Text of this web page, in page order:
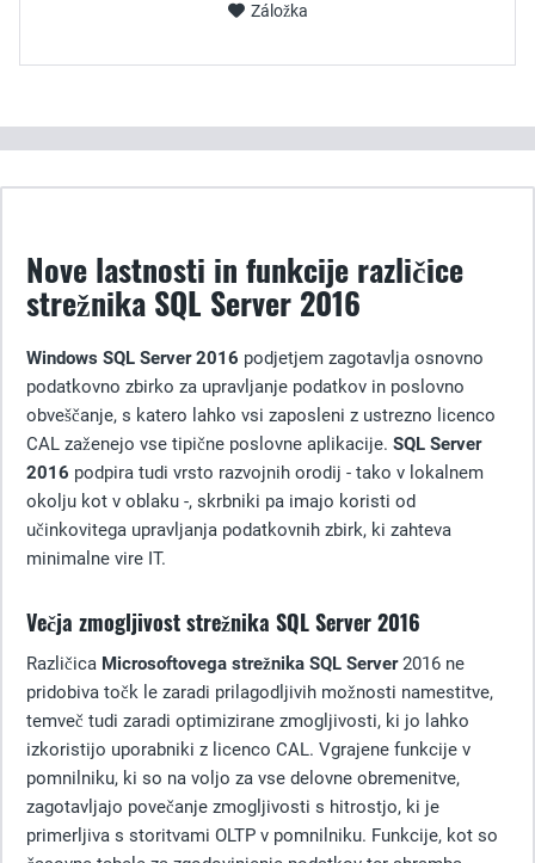
Záložka
Nove lastnosti in funkcije različice
strežnika SQL Server 2016
Windows SQL Server 2016 podjetjem zagotavlja osnovno
podatkovno zbirko za upravljanje podatkov in poslovno
obveščanje, s katero lahko vsi zaposleni z ustrezno licenco
CAL zaženejo vse tipične poslovne aplikacije. SQL Server
2016 podpira tudi vrsto razvojnih orodij - tako v lokalnem
okolju kot v oblaku -, skrbniki pa imajo koristi od
učinkovitega upravljanja podatkovnih zbirk, ki zahteva
minimalne vire IT.
Večja zmogljivost strežnika SQL Server 2016
Različica Microsoftovega strežnika SQL Server2016 ne
pridobiva točk le zaradi prilagodljivih možnosti namestitve,
temveč tudi zaradi optimizirane zmogljivosti, ki jo lahko
izkoristijo uporabniki z licenco CAL. Vgrajene funkcije v
pomnilniku, ki so na voljo za vse delovne obremenitve,
zagotavljajo povečanje zmogljivosti s hitrostjo, ki je
primerljiva s storitvami OLTP v pomnilniku. Funkcije, kot so